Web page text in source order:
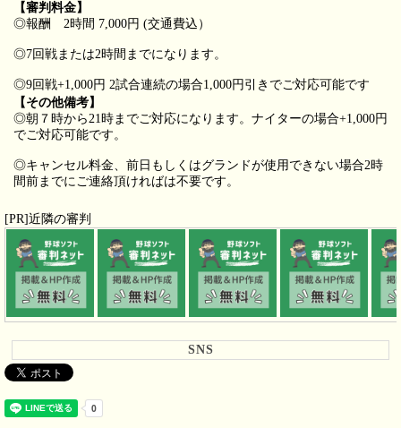
【審判料金】
◎報酬 2時間 7,000円 (交通費込）
◎7回戦または2時間までになります。
◎9回戦+1,000円 2試合連続の場合1,000円引きでご対応可能です
【その他備考】
◎朝７時から21時までご対応になります。ナイターの場合+1,000円
でご対応可能です。
◎キャンセル料金、前日もしくはグランドが使用できない場合2時
間前までにご連絡頂ければは不要です。
[PR]近隣の審判
SNS